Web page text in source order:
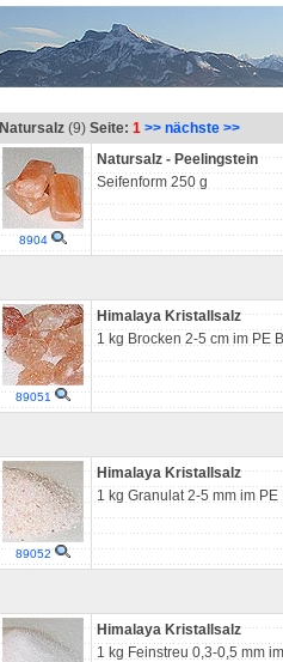
Natursalz (9) Seite: 1 >> nächste >>
8904
Natursalz - Peelingstein
Seifenform 250 g
89051
Himalaya Kristallsalz
1 kg Brocken 2-5 cm im PE
89052
Himalaya Kristallsalz
1 kg Granulat 2-5 mm im PE
Himalaya Kristallsalz
1 kg Feinstreu 0,3-0,5 mm